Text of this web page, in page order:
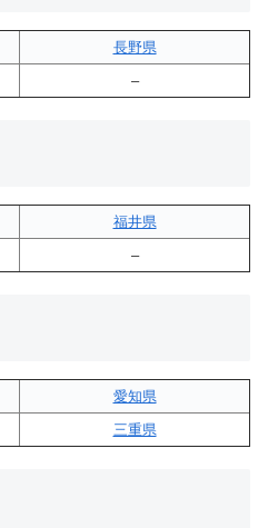
長野県
–
福井県
–
愛知県
三重県